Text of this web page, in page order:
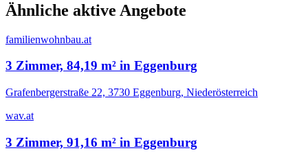
Ähnliche aktive Angebote
familienwohnbau.at
3 Zimmer, 84,19 m² in Eggenburg
Grafenbergerstraße 22, 3730 Eggenburg, Niederösterreich
wav.at
3 Zimmer, 91,16 m² in Eggenburg